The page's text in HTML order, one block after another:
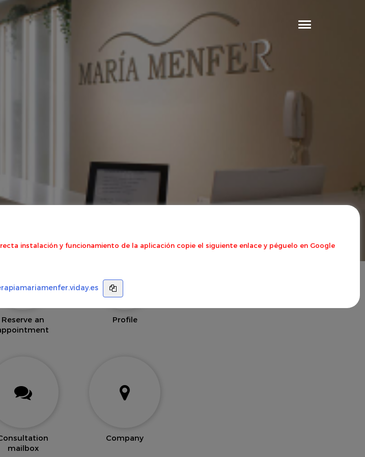
instalación y funcionamiento de la aplicación copie el siguiente enlace y péguelo en Google
Reserve an
Profile
mailbox
Company